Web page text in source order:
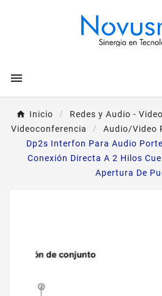

Inicio Redes y Audio - Video
Videoconferencia
Audio/Video
Dp2s Interfon Para Audio
Conexión Directa A 2 Hilos
Apertura De